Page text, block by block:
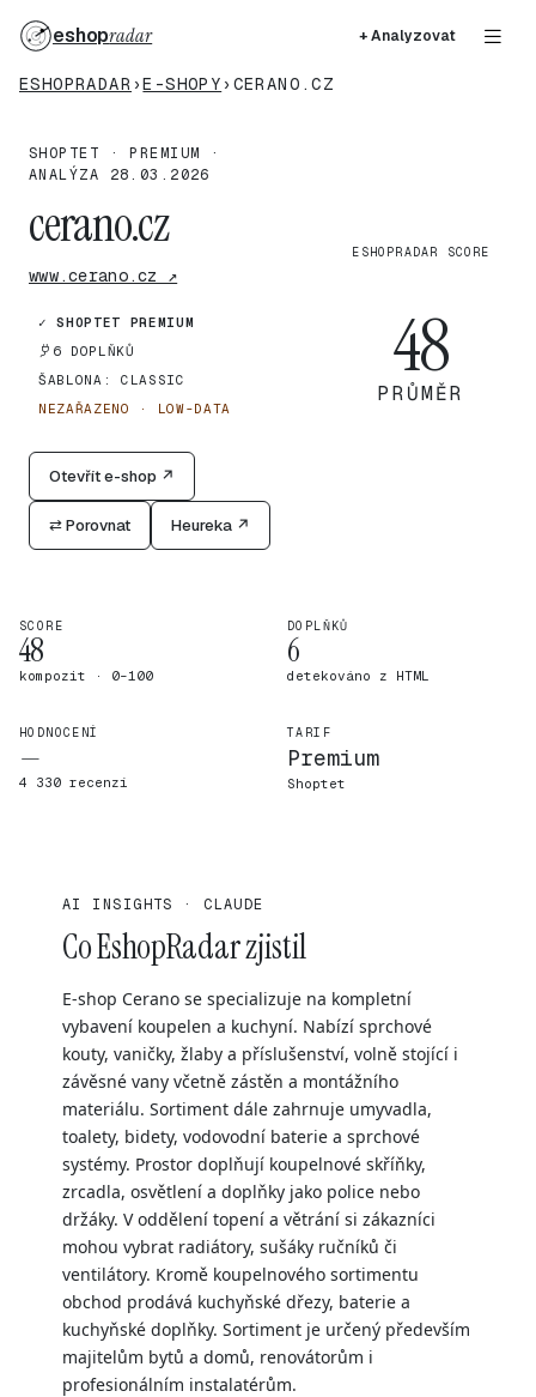
eshopradar + Analyzovat
ESHOPRADAR ›E-SHOPY › CERANO.CZ
SHOPTET · PREMIUM ·
ANALÝZA 28.03.2026
cerano.cz
www.cerano.cz ↗
✓ SHOPTET PREMIUM
6 DOPLŇKŮ
ŠABLONA: CLASSIC
NEZAŘAZENO · LOW-DATA
Otevřít e-shop ↗
⇄ Porovnat Heureka ↗
ESHOPRADAR SCORE
48
PRŮMĚR
SCORE
48
kompozit · 0–100
DOPLŇKŮ
6
detekováno z HTML
HODNOCENÍ
—
4 330 recenzí
TARIF
Premium
Shoptet
AI INSIGHTS · CLAUDE
Co EshopRadar zjistil
E-shop Cerano se specializuje na kompletní
vybavení koupelen a kuchyní. Nabízí sprchové
kouty, vaničky, žlaby a příslušenství, volně stojící i
závěsné vany včetně zástěn a montážního
materiálu. Sortiment dále zahrnuje umyvadla,
toalety, bidety, vodovodní baterie a sprchové
systémy. Prostor doplňují koupelnové skříňky,
zrcadla, osvětlení a doplňky jako police nebo
držáky. V oddělení topení a větrání si zákazníci
mohou vybrat radiátory, sušáky ručníků či
ventilátory. Kromě koupelnového sortimentu
obchod prodává kuchyňské dřezy, baterie a
kuchyňské doplňky. Sortiment je určený především
majitelům bytů a domů, renovátorům i
profesionálním instalatérům.